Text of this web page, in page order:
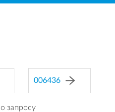
006436
запросу